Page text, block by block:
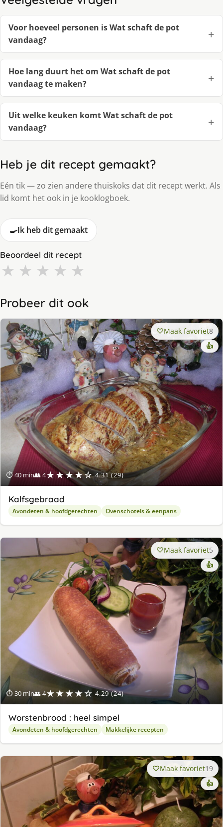
Voor hoeveel personen is Wat schaft de pot
vandaag?
Hoe lang duurt het om Wat schaft de pot
vandaag te maken?
Uit welke keuken komt Wat schaft de pot
vandaag?
Heb je dit recept gemaakt?
Eén tik — zo zien andere thuiskoks dat dit recept werkt. Als
lid komt het ook in je kooklogboek.
🍳Ik heb dit gemaakt
Beoordeel dit recept
★ ★ ★ ★ ★
Probeer dit ook
⏱ 40 min👥 4★★★★☆ 4.31 (29)
Maak favoriet8
👍
Kalfsgebraad
Avondeten & hoofdgerechten Ovenschotels & eenpans
⏱ 30 min👥 4★★★★☆ 4.29 (24)
Maak favoriet5
👍
Worstenbrood : heel simpel
Avondeten & hoofdgerechten Makkelijke recepten
Maak favoriet19
👍